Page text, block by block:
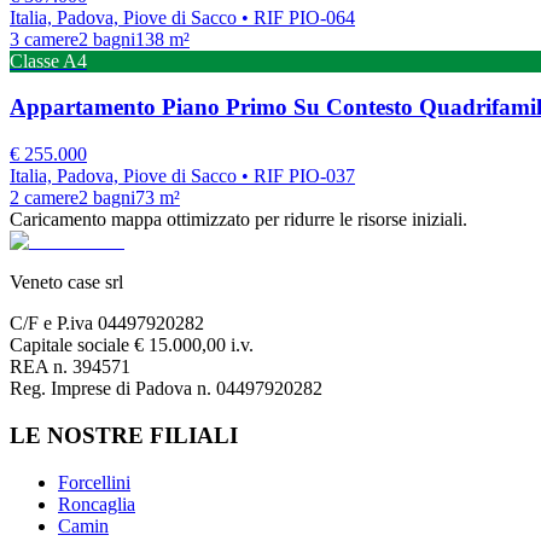
Italia, Padova, Piove di Sacco • RIF PIO-064
3 camere2 bagni138 m²
Classe A4
Appartamento Piano Primo Su Contesto
€ 255.000
Italia, Padova, Piove di Sacco • RIF PIO-037
2 camere2 bagni73 m²
Caricamento mappa ottimizzato per ridurre le risorse iniziali.
Veneto case srl
C/F e P.iva 04497920282
Capitale sociale € 15.000,00 i.v.
REA n. 394571
Reg. Imprese di Padova n. 04497920282
LE NOSTRE FILIALI
Forcellini
Roncaglia
Camin